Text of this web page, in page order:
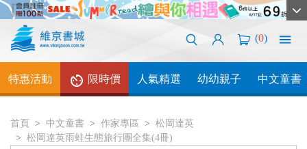
(0)
特惠活動 限時價 人氣精選 幼幼親子 中文童書
首頁 中文童書 作家專區
松岡達英
松岡達英雨蛙生態旅行團全集(4冊)